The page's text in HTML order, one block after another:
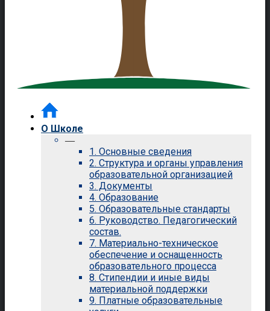
О Школе
—
1. Основные сведения
2. Структура и органы управления
образовательной организацией
3. Документы
4. Образование
5. Образовательные стандарты
6. Руководство. Педагогический
состав.
7. Материально-техническое
обеспечение и оснащенность
образовательного процесса
8. Стипендии и иные виды
материальной поддержки
9. Платные образовательные